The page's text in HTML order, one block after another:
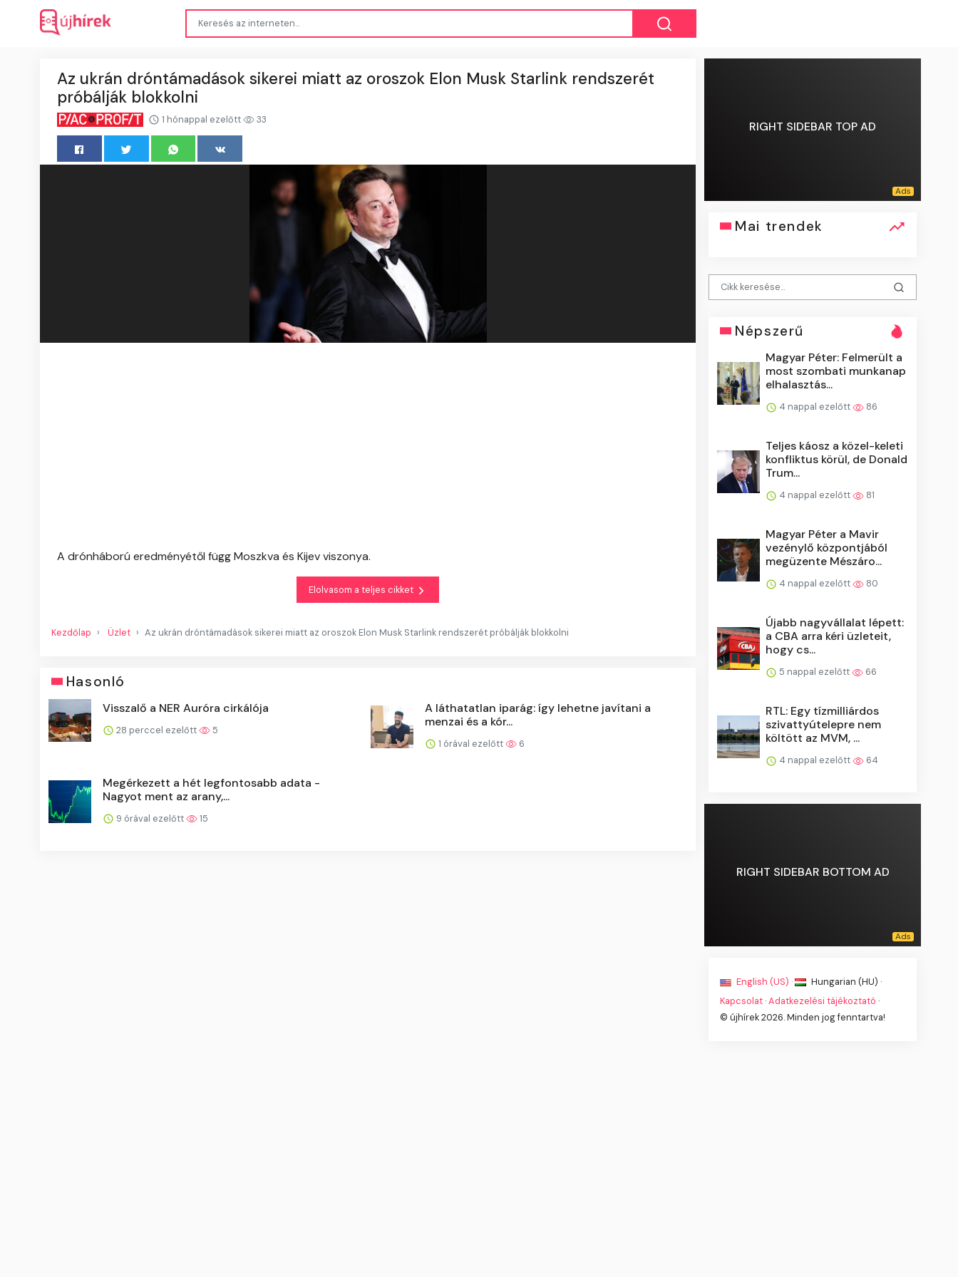
Az ukrán dróntámadások sikerei miatt az oroszok Elon Musk Starlink rendszerét
próbálják blokkolni
1 hónappal ezelőtt 33
A drónháború eredményétől függ Moszkva és Kijev viszonya.
Elolvasom a teljes cikket
Kezdőlap Üzlet Az ukrán dróntámadások sikerei miatt az oroszok Elon Musk Starlink rendszerét próbálják blokkolni
Hasonló
Visszalő a NER Auróra cirkálója
28 perccel ezelőtt 5
A láthatatlan iparág: így lehetne javítani a
menzai és a kór...
1 órával ezelőtt 6
Megérkezett a hét legfontosabb adata -
Nagyot ment az arany,...
9 órával ezelőtt 15
RIGHT SIDEBAR TOP AD
Mai trendek
Népszerű
Magyar Péter: Felmerült a
most szombati munkanap
elhalasztás...
4 nappal ezelőtt 86
Teljes káosz a közel-keleti
konfliktus körül, de Donald
Trum...
4 nappal ezelőtt 81
Magyar Péter a Mavir
vezénylő központjából
megüzente Mészáro...
4 nappal ezelőtt 80
Újabb nagyvállalat lépett:
a CBA arra kéri üzleteit,
hogy cs...
5 nappal ezelőtt 66
RTL: Egy tízmilliárdos
szivattyútelepre nem
költött az MVM, ...
4 nappal ezelőtt 64
RIGHT SIDEBAR BOTTOM AD
English (US) ·
Hungarian (HU) ·
Kapcsolat ·Adatkezelési tájékoztató ·
© újhírek 2026. Minden jog fenntartva!